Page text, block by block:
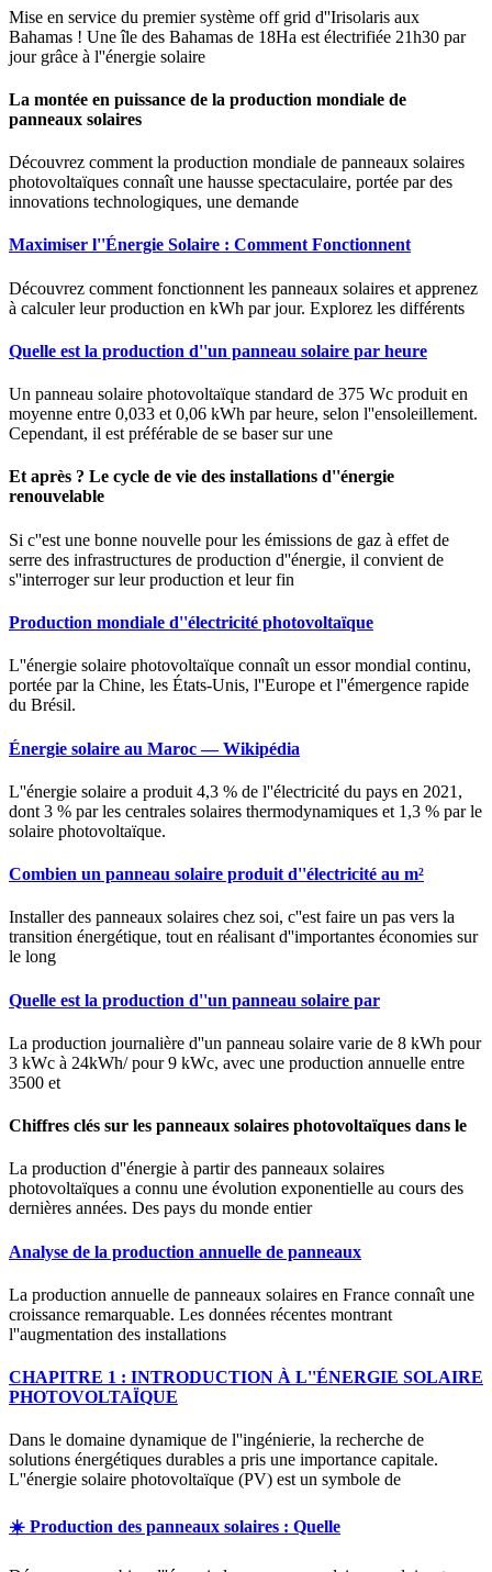
Mise en service du premier système off grid d''Irisolaris aux
Bahamas ! Une île des Bahamas de 18Ha est électrifiée 21h30 par
jour grâce à l''énergie solaire
La montée en puissance de la production mondiale de
panneaux solaires
Découvrez comment la production mondiale de panneaux solaires
photovoltaïques connaît une hausse spectaculaire, portée par des
innovations technologiques, une demande
Maximiser l''Énergie Solaire : Comment Fonctionnent
Découvrez comment fonctionnent les panneaux solaires et apprenez
à calculer leur production en kWh par jour. Explorez les différents
Quelle est la production d''un panneau solaire par heure
Un panneau solaire photovoltaïque standard de 375 Wc produit en
moyenne entre 0,033 et 0,06 kWh par heure, selon l''ensoleillement.
Cependant, il est préférable de se baser sur une
Et après ? Le cycle de vie des installations d''énergie
renouvelable
Si c''est une bonne nouvelle pour les émissions de gaz à effet de
serre des infrastructures de production d''énergie, il convient de
s''interroger sur leur production et leur fin
Production mondiale d''électricité photovoltaïque
L''énergie solaire photovoltaïque connaît un essor mondial continu,
portée par la Chine, les États-Unis, l''Europe et l''émergence rapide
du Brésil.
Énergie solaire au Maroc — Wikipédia
L''énergie solaire a produit 4,3 % de l''électricité du pays en 2021,
dont 3 % par les centrales solaires thermodynamiques et 1,3 % par le
solaire photovoltaïque.
Combien un panneau solaire produit d''électricité au m²
Installer des panneaux solaires chez soi, c''est faire un pas vers la
transition énergétique, tout en réalisant d''importantes économies sur
le long
Quelle est la production d''un panneau solaire par
La production journalière d''un panneau solaire varie de 8 kWh pour
3 kWc à 24kWh/ pour 9 kWc, avec une production annuelle entre
3500 et
Chiffres clés sur les panneaux solaires photovoltaïques dans le
La production d''énergie à partir des panneaux solaires
photovoltaïques a connu une évolution exponentielle au cours des
dernières années. Des pays du monde entier
Analyse de la production annuelle de panneaux
La production annuelle de panneaux solaires en France connaît une
croissance remarquable. Les données récentes montrant
l''augmentation des installations
CHAPITRE 1 : INTRODUCTION À L''ÉNERGIE SOLAIRE
PHOTOVOLTAÏQUE
Dans le domaine dynamique de l''ingénierie, la recherche de
solutions énergétiques durables a pris une importance capitale.
L''énergie solaire photovoltaïque (PV) est un symbole de
☀️ Production des panneaux solaires : Quelle